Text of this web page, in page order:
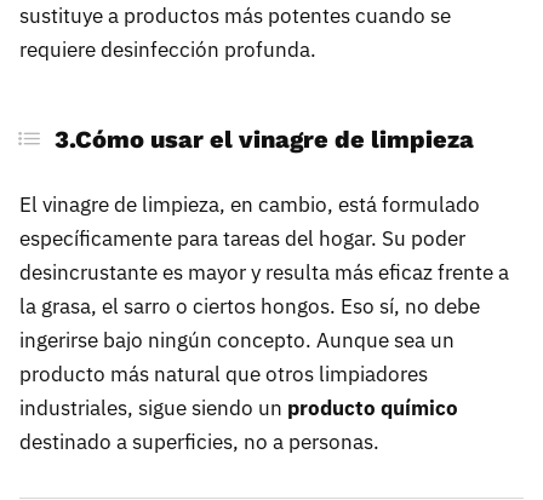
sustituye a productos más potentes cuando se
requiere desinfección profunda.
3.Cómo usar el vinagre de limpieza
El vinagre de limpieza, en cambio, está formulado
específicamente para tareas del hogar. Su poder
desincrustante es mayor y resulta más eficaz frente a
la grasa, el sarro o ciertos hongos. Eso sí, no debe
ingerirse bajo ningún concepto. Aunque sea un
producto más natural que otros limpiadores
industriales, sigue siendo un producto químico
destinado a superficies, no a personas.